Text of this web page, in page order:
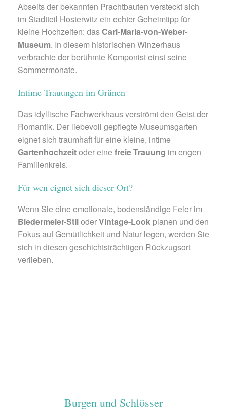
Abseits der bekannten Prachtbauten versteckt sich
im Stadtteil Hosterwitz ein echter Geheimtipp für
kleine Hochzeiten: dasCarl-Maria-von-Weber-
Museum. In diesem historischen Winzerhaus
verbrachte der berühmte Komponist einst seine
Sommermonate.
Intime Trauungen im Grünen
Das idyllische Fachwerkhaus verströmt den Geist der
Romantik. Der liebevoll gepflegte Museumsgarten
eignet sich traumhaft für eine kleine, intime
Gartenhochzeitoder eine freie Trauung im engen
Familienkreis.
Für wen eignet sich dieser Ort?
Wenn Sie eine emotionale, bodenständige Feier im
Biedermeier-StiloderVintage-Look planen und den
Fokus auf Gemütlichkeit und Natur legen, werden Sie
sich in diesen geschichtsträchtigen Rückzugsort
verlieben.
Burgen und Schlösser